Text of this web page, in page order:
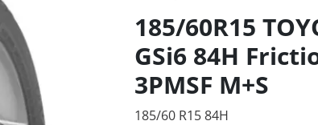
185/60R15
GSi6 84H
3PMSF M+S
185/60 R15 84H